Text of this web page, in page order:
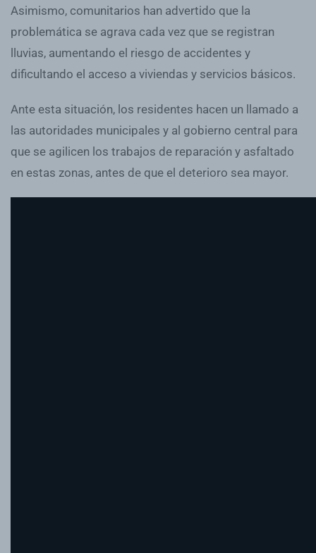
Asimismo, comunitarios han advertido que la
problemática se agrava cada vez que se registran
lluvias, aumentando el riesgo de accidentes y
dificultando el acceso a viviendas y servicios básicos.
Ante esta situación, los residentes hacen un llamado a
las autoridades municipales y al gobierno central para
que se agilicen los trabajos de reparación y asfaltado
en estas zonas, antes de que el deterioro sea mayor.